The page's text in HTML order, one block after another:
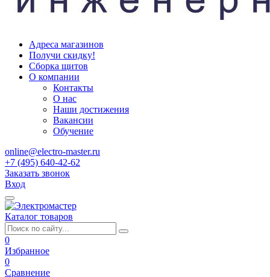
Адреса магазинов
Получи скидку!
Сборка щитов
О компании
Контакты
О нас
Наши достижения
Вакансии
Обучение
online@electro-master.ru
+7 (495) 640-42-62
Заказать звонок
Вход
Каталог товаров
0
Избранное
0
Сравнение